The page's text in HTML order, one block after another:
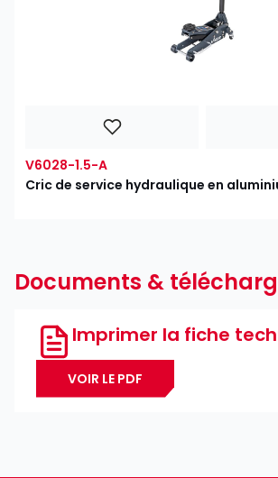
V6028-1.5-A
Cric de service hydraulique en
Documents &
Imprimer la fiche
VOIR LE PDF